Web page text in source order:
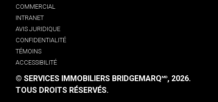
COMMERCIAL
INTRANET
AVIS JURIDIQUE
CONFIDENTIALITÉ
TÉMOINS
ACCESSIBILITÉ
© SERVICES IMMOBILIERS BRIDGEMARQMD, 2026.
TOUS DROITS RÉSERVÉS.